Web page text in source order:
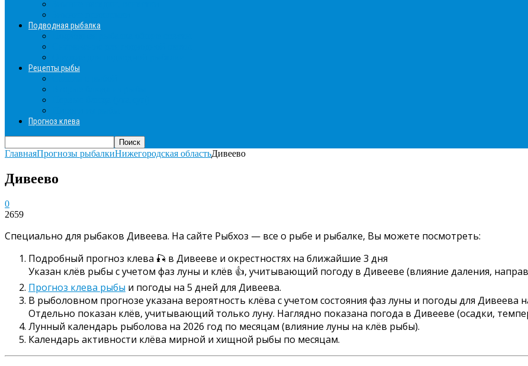
Подводная рыбалка
Рецепты рыбы
Прогноз клева
ГлавнаяПрогнозы рыбалкиНижегородская областьДивеево
Дивеево
0
2659
Специально для рыбаков Дивеева. На сайте Рыбхоз — все о рыбе и рыбалке, Вы можете посмотреть:
Подробный прогноз клева 🎣 в Дивееве и окрестностях на ближайшие 3 дня
Указан клёв рыбы с учетом фаз луны и клёв 👍, учитывающий погоду в Дивееве (влияние даления,
Прогноз клева рыбы и погоды на 5 дней для Дивеева.
В рыболовном прогнозе указана вероятность клёва с учетом состояния фаз луны и погоды для Дивеева
Отдельно показан клёв, учитывающий только луну. Наглядно показана погода в Дивееве (осадки,
Лунный календарь рыболова на 2026 год по месяцам (влияние луны на клёв рыбы).
Календарь активности клёва мирной и хищной рыбы по месяцам.